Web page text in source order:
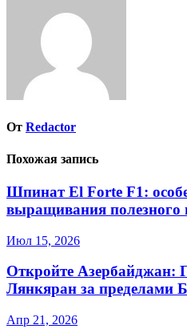
От Redactor
Похожая запись
Шпинат El Forte F1:
выращивания полезного
Июл 15, 2026
Откройте Азербайджан:
Лянкяран за пределами
Апр 21, 2026